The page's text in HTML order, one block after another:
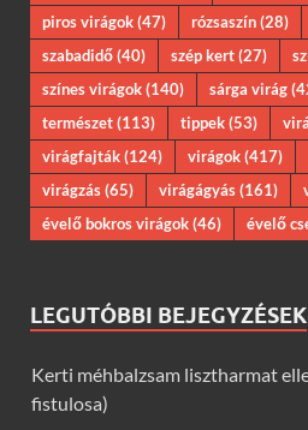
piros virágok(47) rózsaszín(28)
szabadidő(40) szép kert(27)
színes virágok(140) sárga virág
természet(113) tippek(53)
virágfajták(124) virágok(417)
virágzás(65) virágágyás(161)
évelő bokros virágok(46) évelő
LEGUTÓBBI BEJEGYZÉSEK
Kerti méhbalzsam lisztharmat
fistulosa)